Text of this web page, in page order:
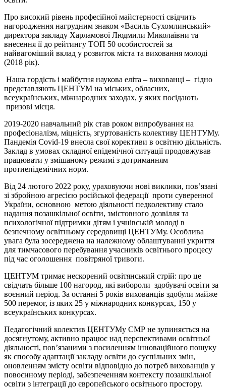
Про високий рівень професійної майстерності свідчить
нагородження нагрудним знаком «Василь Сухомлинський»
директора закладу Харламової Людмили Миколаївни та
внесення її до рейтингу ТОП 50 особистостей за
найвагоміший вклад у розвиток міста та виховання молоді
(2018 рік).
Наша гордість і майбутня наукова еліта – вихованці – гідно
представляють ЦЕНТУМ на міських, обласних,
всеукраїнських, міжнародних заходах, у яких посідають
призові місця.
2019-2020 навчальний рік став роком випробування на
професіоналізм, міцність, згуртованість колективу ЦЕНТУМу.
Пандемія Covid-19 внесла свої корективи в освітню діяльність.
Заклад в умовах складної епідемічної ситуації продовжував
працювати у змішаному режимі з дотриманням
протиепідемічних норм.
Від 24 лютого 2022 року, ураховуючи нові виклики, пов’язані
зі збройною агресією російської федерації проти суверенної
України, основною метою діяльності педколективу стало
надання позашкільної освіти, змістовного дозвілля та
психологічної підтримки дітям і учнівській молоді в
безпечному освітньому середовищі ЦЕНТУМу. Особлива
увага була зосереджена на належному облаштуванні укриття
для тимчасового перебування учасників освітнього процесу
під час оголошення повітряної тривоги.
ЦЕНТУМ тримає нескорений освітянський стрій: про це
свідчать більше 100 нагород, які вибороли здобувачі освіти за
воєнний період. За останні 5 років вихованців здобули майже
500 перемог, із яких 25 у міжнародних конкурсах, 150 у
всеукраїнських конкурсах.
Педагогічний колектив ЦЕНТУМу СМР не зупиняється на
досягнутому, активно працює над перспективами освітньої
діяльності, пов’язаними з посиленням інноваційного пошуку
як способу адаптації закладу освіти до суспільних змін,
оновленням змісту освіти відповідно до потреб вихованців у
повоєнному періоді, забезпеченням контексту позашкільної
освіти з інтеграції до європейського освітнього простору.